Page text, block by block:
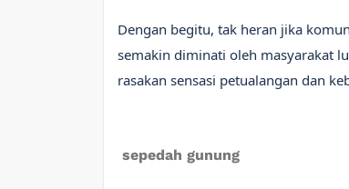
Dengan begitu, tak heran jika
semakin diminati oleh masyarakat
rasakan sensasi petualangan dan
sepedah gunung